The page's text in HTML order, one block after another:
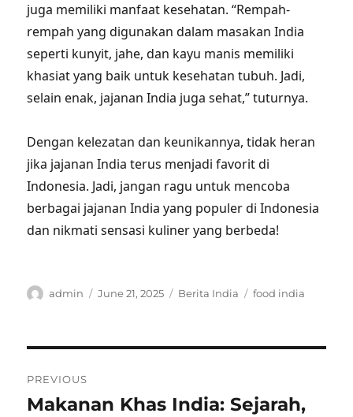
juga memiliki manfaat kesehatan. “Rempah-
rempah yang digunakan dalam masakan India
seperti kunyit, jahe, dan kayu manis memiliki
khasiat yang baik untuk kesehatan tubuh. Jadi,
selain enak, jajanan India juga sehat,” tuturnya.
Dengan kelezatan dan keunikannya, tidak heran
jika jajanan India terus menjadi favorit di
Indonesia. Jadi, jangan ragu untuk mencoba
berbagai jajanan India yang populer di Indonesia
dan nikmati sensasi kuliner yang berbeda!
Author
admin
Posted
June 21, 2025 Categories
Berita India Tags
food india
navigation
PREVIOUS
Previous
Makanan Khas India: Sejarah,